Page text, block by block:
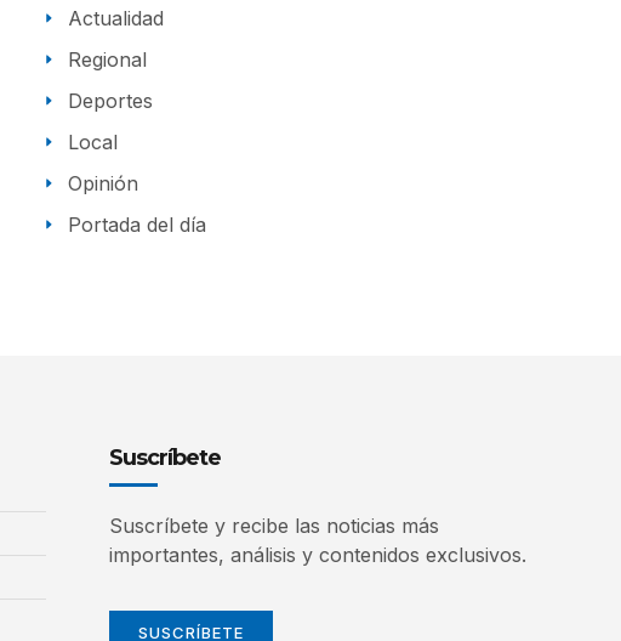
Actualidad
Regional
Deportes
Local
Opinión
Portada del día
Suscríbete
Suscríbete y recibe las noticias más
importantes, análisis y contenidos exclusivos.
SUSCRÍBETE